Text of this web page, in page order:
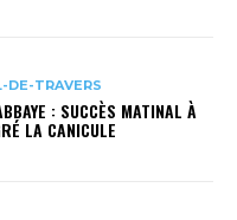
DE-TRAVERS
: SUCCÈS MATINAL À
LA CANICULE